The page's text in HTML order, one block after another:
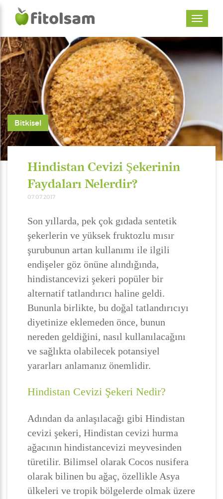
Bitkisel
Hindistan Cevizi Şekerinin
Faydaları Nelerdir?
07.07.2017
Son yıllarda, pek çok gıdada sentetik
şekerlerin ve yüksek fruktozlu mısır
şurubunun artan kullanımı ile ilgili
endişeler göz önüne alındığında,
hindistancevizi şekeri popüler bir
alternatif tatlandırıcı haline geldi.
Bununla birlikte, bu doğal tatlandırıcıyı
diyetinize eklemeden önce, bunun
nereden geldiğini, nasıl kullanılacağını
ve sağlıkta olabilecek potansiyel
yararları anlamanız önemlidir.
Hindistan Cevizi Şekeri Nedir?
Adından da anlaşılacağı gibi Hindistan
cevizi şekeri, Hindistan cevizi hurma
ağacının hindistancevizi meyvesinden
türetilir. Bilimsel olarak Cocos nusifera
olarak bilinen bu ağaç, özellikle Asya
ülkeleri ve tropik bölgelerde olmak üzere